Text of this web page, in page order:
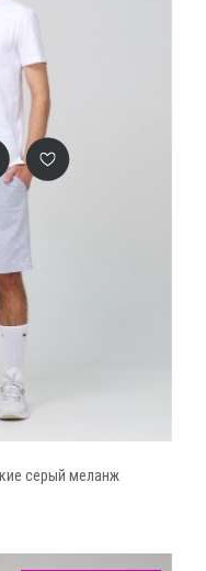
серый меланж